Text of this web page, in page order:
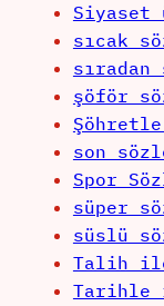
Siyaset
sıcak
sıradan
şöför
son
Spor
süper
süslü
Talih